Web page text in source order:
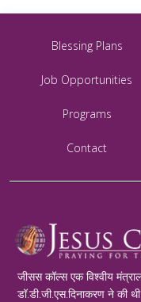
Blessing Plans
Job Opportunities
Programs
Contact
जीसस कॉल्स एक विश्वीय
डॉ.डी.जी.एस.दिनाकरण ने की